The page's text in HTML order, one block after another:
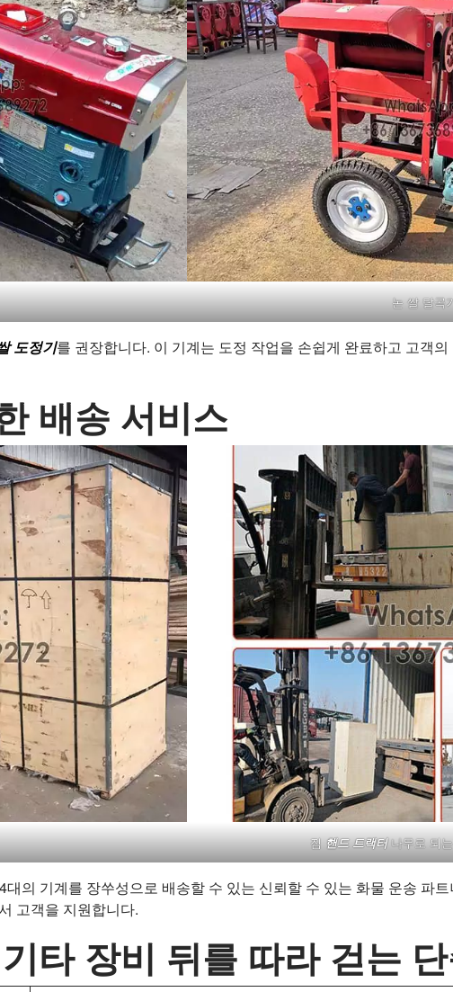
논 쌀 탈곡
도정기를 권장합니다. 이 기계는 도정 작업을 손쉽게 완료하고 고객
배송 서비스
짐핸드 트랙터나무로 되
의 기계를 장쑤성으로 배송할 수 있는 신뢰할 수 있는 화물 운송 파
고객을 지원합니다.
타 장비 뒤를 따라 걷는